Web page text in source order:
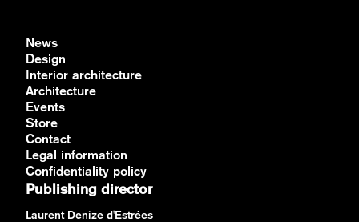
News
Design
Interior architecture
Architecture
Events
Store
Contact
Legal information
Confidentiality policy
Publishing director
Laurent Denize d'Estrées